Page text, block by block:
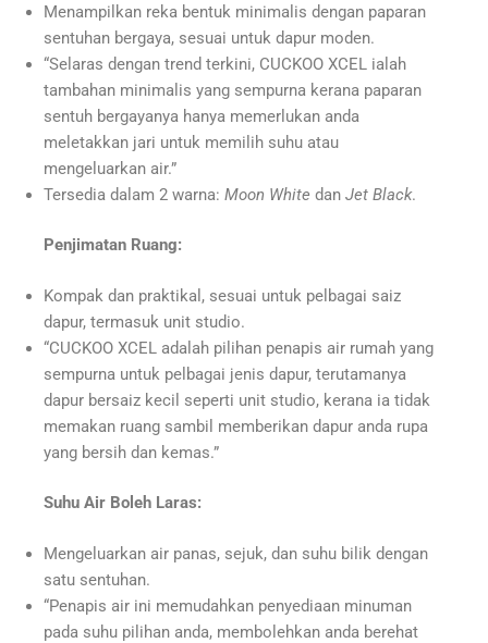
Menampilkan reka bentuk minimalis dengan paparan
sentuhan bergaya, sesuai untuk dapur moden.
“Selaras dengan trend terkini, CUCKOO XCEL ialah
tambahan minimalis yang sempurna kerana paparan
sentuh bergayanya hanya memerlukan anda
meletakkan jari untuk memilih suhu atau
mengeluarkan air.”
Tersedia dalam 2 warna: Moon White dan Jet Black.
Penjimatan Ruang:
Kompak dan praktikal, sesuai untuk pelbagai saiz
dapur, termasuk unit studio.
“CUCKOO XCEL adalah pilihan penapis air rumah yang
sempurna untuk pelbagai jenis dapur, terutamanya
dapur bersaiz kecil seperti unit studio, kerana ia tidak
memakan ruang sambil memberikan dapur anda rupa
yang bersih dan kemas.”
Suhu Air Boleh Laras:
Mengeluarkan air panas, sejuk, dan suhu bilik dengan
satu sentuhan.
“Penapis air ini memudahkan penyediaan minuman
pada suhu pilihan anda, membolehkan anda berehat